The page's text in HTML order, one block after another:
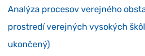
Analýza procesov verejného
prostredí verejných vysokých
ukončený)